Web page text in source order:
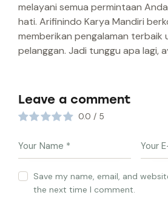
melayani semua permintaan
hati. Arifinindo Karya Mandiri
memberikan pengalaman terbaik
pelanggan. Jadi tunggu apa lagi,
Leave a comment
0.0 / 5
Save my name, email, and
the next time I comment.